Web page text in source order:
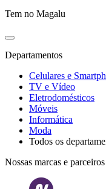
Tem no Magalu
Departamentos
Celulares e
TV e Vídeo
Eletrodomésticos
Móveis
Informática
Moda
Todos os
Nossas marcas e parceiros